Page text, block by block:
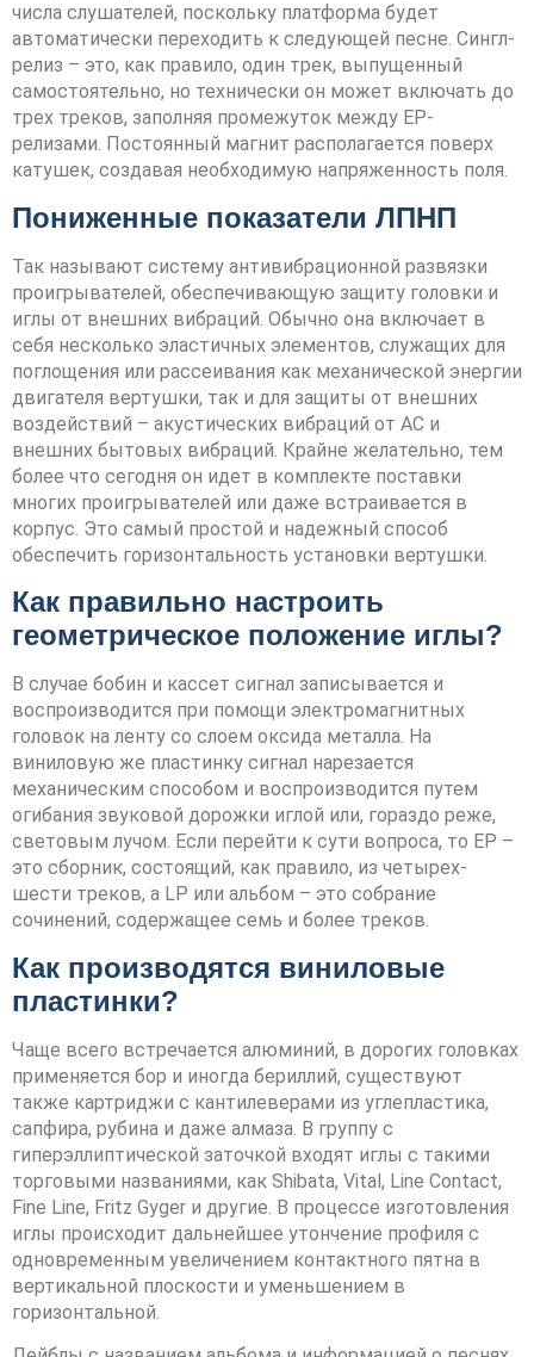
числа слушателей, поскольку платформа будет
автоматически переходить к следующей песне. Сингл-
релиз – это, как правило, один трек, выпущенный
самостоятельно, но технически он может включать до
трех треков, заполняя промежуток между EP-
релизами. Постоянный магнит располагается поверх
катушек, создавая необходимую напряженность поля.
Пониженные показатели ЛПНП
Так называют систему антивибрационной развязки
проигрывателей, обеспечивающую защиту головки и
иглы от внешних вибраций. Обычно она включает в
себя несколько эластичных элементов, служащих для
поглощения или рассеивания как механической энергии
двигателя вертушки, так и для защиты от внешних
воздействий – акустических вибраций от АС и
внешних бытовых вибраций. Крайне желательно, тем
более что сегодня он идет в комплекте поставки
многих проигрывателей или даже встраивается в
корпус. Это самый простой и надежный способ
обеспечить горизонтальность установки вертушки.
Как правильно настроить
геометрическое положение иглы?
В случае бобин и кассет сигнал записывается и
воспроизводится при помощи электромагнитных
головок на ленту со слоем оксида металла. На
виниловую же пластинку сигнал нарезается
механическим способом и воспроизводится путем
огибания звуковой дорожки иглой или, гораздо реже,
световым лучом. Если перейти к сути вопроса, то EP –
это сборник, состоящий, как правило, из четырех-
шести треков, а LP или альбом – это собрание
сочинений, содержащее семь и более треков.
Как производятся виниловые
пластинки?
Чаще всего встречается алюминий, в дорогих головках
применяется бор и иногда бериллий, существуют
также картриджи с кантилеверами из углепластика,
сапфира, рубина и даже алмаза. В группу с
гиперэллиптической заточкой входят иглы с такими
торговыми названиями, как Shibata, Vital, Line Contact,
Fine Line, Fritz Gyger и другие. В процессе изготовления
иглы происходит дальнейшее утончение профиля с
одновременным увеличением контактного пятна в
вертикальной плоскости и уменьшением в
горизонтальной.